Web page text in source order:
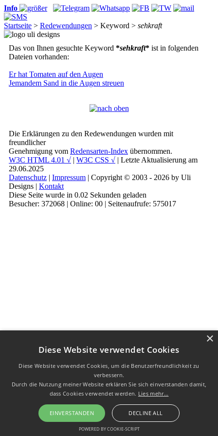
Info
Startseite > Redewendungen > Keyword > sehkraft
Das von Ihnen gesuchte Keyword *sehkraft* ist in folgenden
Dateien vorhanden:
Er hat Tomaten auf den Augen
Jemandem Sand in die Augen streuen
Die Erklärungen zu den Redewendungen wurden mit
freundlicher
Genehmigung vom Redensarten-Index übernommen.
W3C HTML 4.01 √ | W3C CSS √ | Letzte Aktualisierung am
29.06.2025
Datenschutz | Impressum | Copyright © 2003 - 2026 by Uli
Designs | Kontakt
Diese Seite wurde in 0.02 Sekunden geladen
Besucher: 372068 | Online: 00 | Seitenaufrufe: 575017
Diese Website verwendet Cookies
Diese Website verwendet Cookies, um die Benutzerfreundlichkeit zu
verbessern.
Durch die Nutzung meiner Website erklären Sie sich einverstanden damit,
dass Cookies verwendet werden. Lies mehr...
EINVERSTANDEN DECLINE ALL
POWERED BY COOKIE-SCRIPT
×